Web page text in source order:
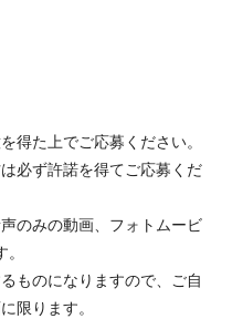
得た上でご応募ください。
必ず許諾を得てご応募くだ
のみの動画、フォトムービ
ものになりますので、ご自
限ります。